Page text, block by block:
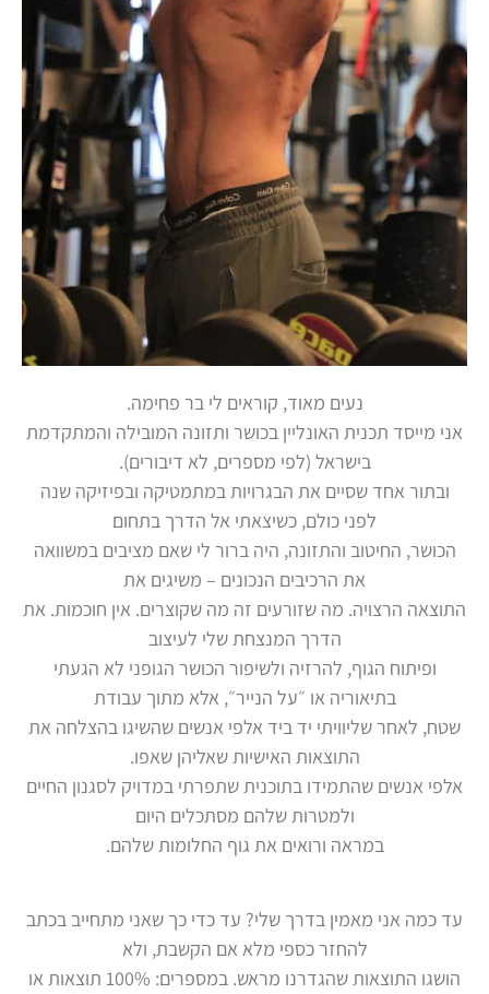
נעים מאוד, קוראים לי בר פחימה.
אני מייסד תכנית האונליין בכושר ותזונה המובילה והמתקדמת
בישראל (לפי מספרים, לא דיבורים).
ובתור אחד שסיים את הבגרויות במתמטיקה ובפיזיקה שנה
לפני כולם, כשיצאתי אל הדרך בתחום
הכושר, החיטוב והתזונה, היה ברור לי שאם מציבים במשוואה
את הרכיבים הנכונים – משיגים את
התוצאה הרצויה. מה שזורעים זה מה שקוצרים. אין חוכמות. את
הדרך המנצחת שלי לעיצוב
ופיתוח הגוף, להרזיה ולשיפור הכושר הגופני לא הגעתי
בתיאוריה או ״על הנייר״, אלא מתוך עבודת
שטח, לאחר שליוויתי יד ביד אלפי אנשים שהשיגו בהצלחה את
התוצאות האישיות שאליהן שאפו.
אלפי אנשים שהתמידו בתוכנית שתפרתי במדויק לסגנון החיים
ולמטרות שלהם מסתכלים היום
במראה ורואים את גוף החלומות שלהם.
עד כמה אני מאמין בדרך שלי? עד כדי כך שאני מתחייב בכתב
להחזר כספי מלא אם הקשבת, ולא
הושגו התוצאות שהגדרנו מראש. במספרים: 100% תוצאות או